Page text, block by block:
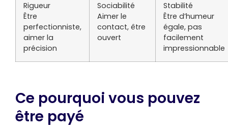
Rigueur
Être
perfectionniste,
aimer la
précision
Sociabilité
Aimer le
contact, être
ouvert
Stabilité
Être d’humeur
égale, pas
facilement
impressionnable
Ce pourquoi vous pouvez
être payé